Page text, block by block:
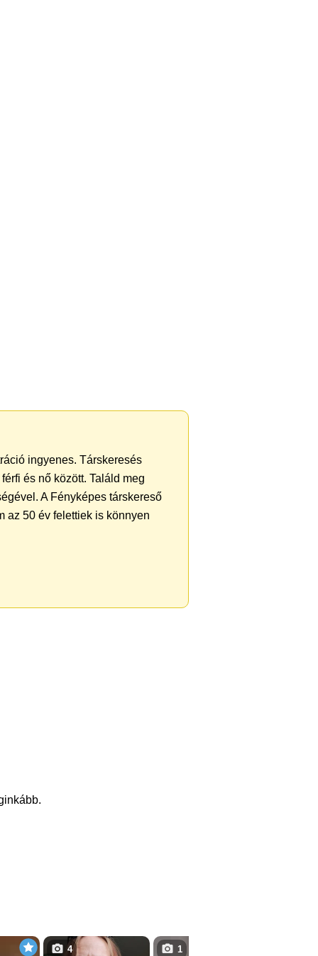
ingyenes. Társkeresés
és nő között. Találd meg
A Fényképes társkereső
az 50 év felettiek is könnyen
4 1